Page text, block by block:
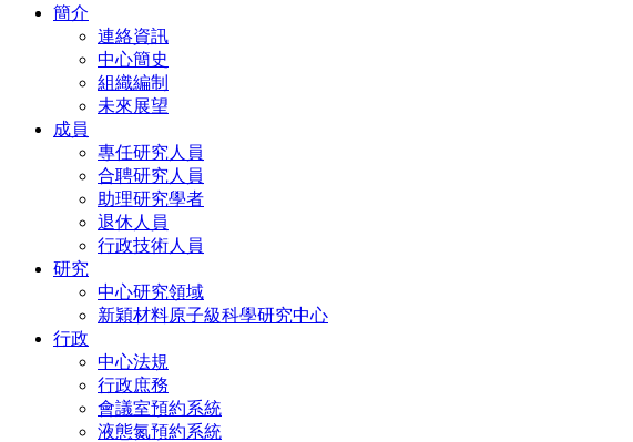
簡介
連絡資訊
中心簡史
組織編制
未來展望
成員
專任研究人員
合聘研究人員
助理研究學者
退休人員
行政技術人員
研究
中心研究領域
新穎材料原子級科學研究中心
行政
中心法規
行政庶務
會議室預約系統
液態氮預約系統